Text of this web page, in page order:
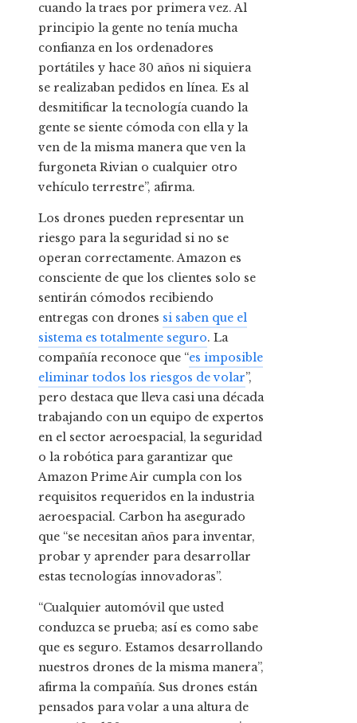
cuando la traes por primera vez. Al
principio la gente no tenía mucha
confianza en los ordenadores
portátiles y hace 30 años ni siquiera
se realizaban pedidos en línea. Es al
desmitificar la tecnología cuando la
gente se siente cómoda con ella y la
ven de la misma manera que ven la
furgoneta Rivian o cualquier otro
vehículo terrestre”, afirma.
Los drones pueden representar un
riesgo para la seguridad si no se
operan correctamente. Amazon es
consciente de que los clientes solo se
sentirán cómodos recibiendo
entregas con drones si saben que el
sistema es totalmente seguro. La
compañía reconoce que “es imposible
eliminar todos los riesgos de volar”,
pero destaca que lleva casi una década
trabajando con un equipo de expertos
en el sector aeroespacial, la seguridad
o la robótica para garantizar que
Amazon Prime Air cumpla con los
requisitos requeridos en la industria
aeroespacial. Carbon ha asegurado
que “se necesitan años para inventar,
probar y aprender para desarrollar
estas tecnologías innovadoras”.
“Cualquier automóvil que usted
conduzca se prueba; así es como sabe
que es seguro. Estamos desarrollando
nuestros drones de la misma manera”,
afirma la compañía. Sus drones están
pensados para volar a una altura de